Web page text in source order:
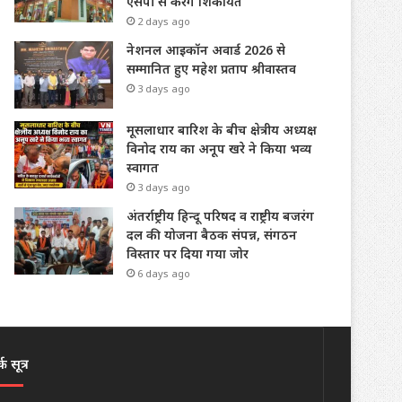
2 days ago
नेशनल आइकॉन अवार्ड 2026 से
सम्मानित हुए महेश प्रताप श्रीवास्तव
3 days ago
मूसलाधार बारिश के बीच क्षेत्रीय अध्यक्ष
विनोद राय का अनूप खरे ने किया भव्य
स्वागत
3 days ago
अंतर्राष्ट्रीय हिन्दू परिषद व राष्ट्रीय बजरंग
दल की योजना बैठक संपन्न, संगठन
विस्तार पर दिया गया जोर
6 days ago
सूत्र